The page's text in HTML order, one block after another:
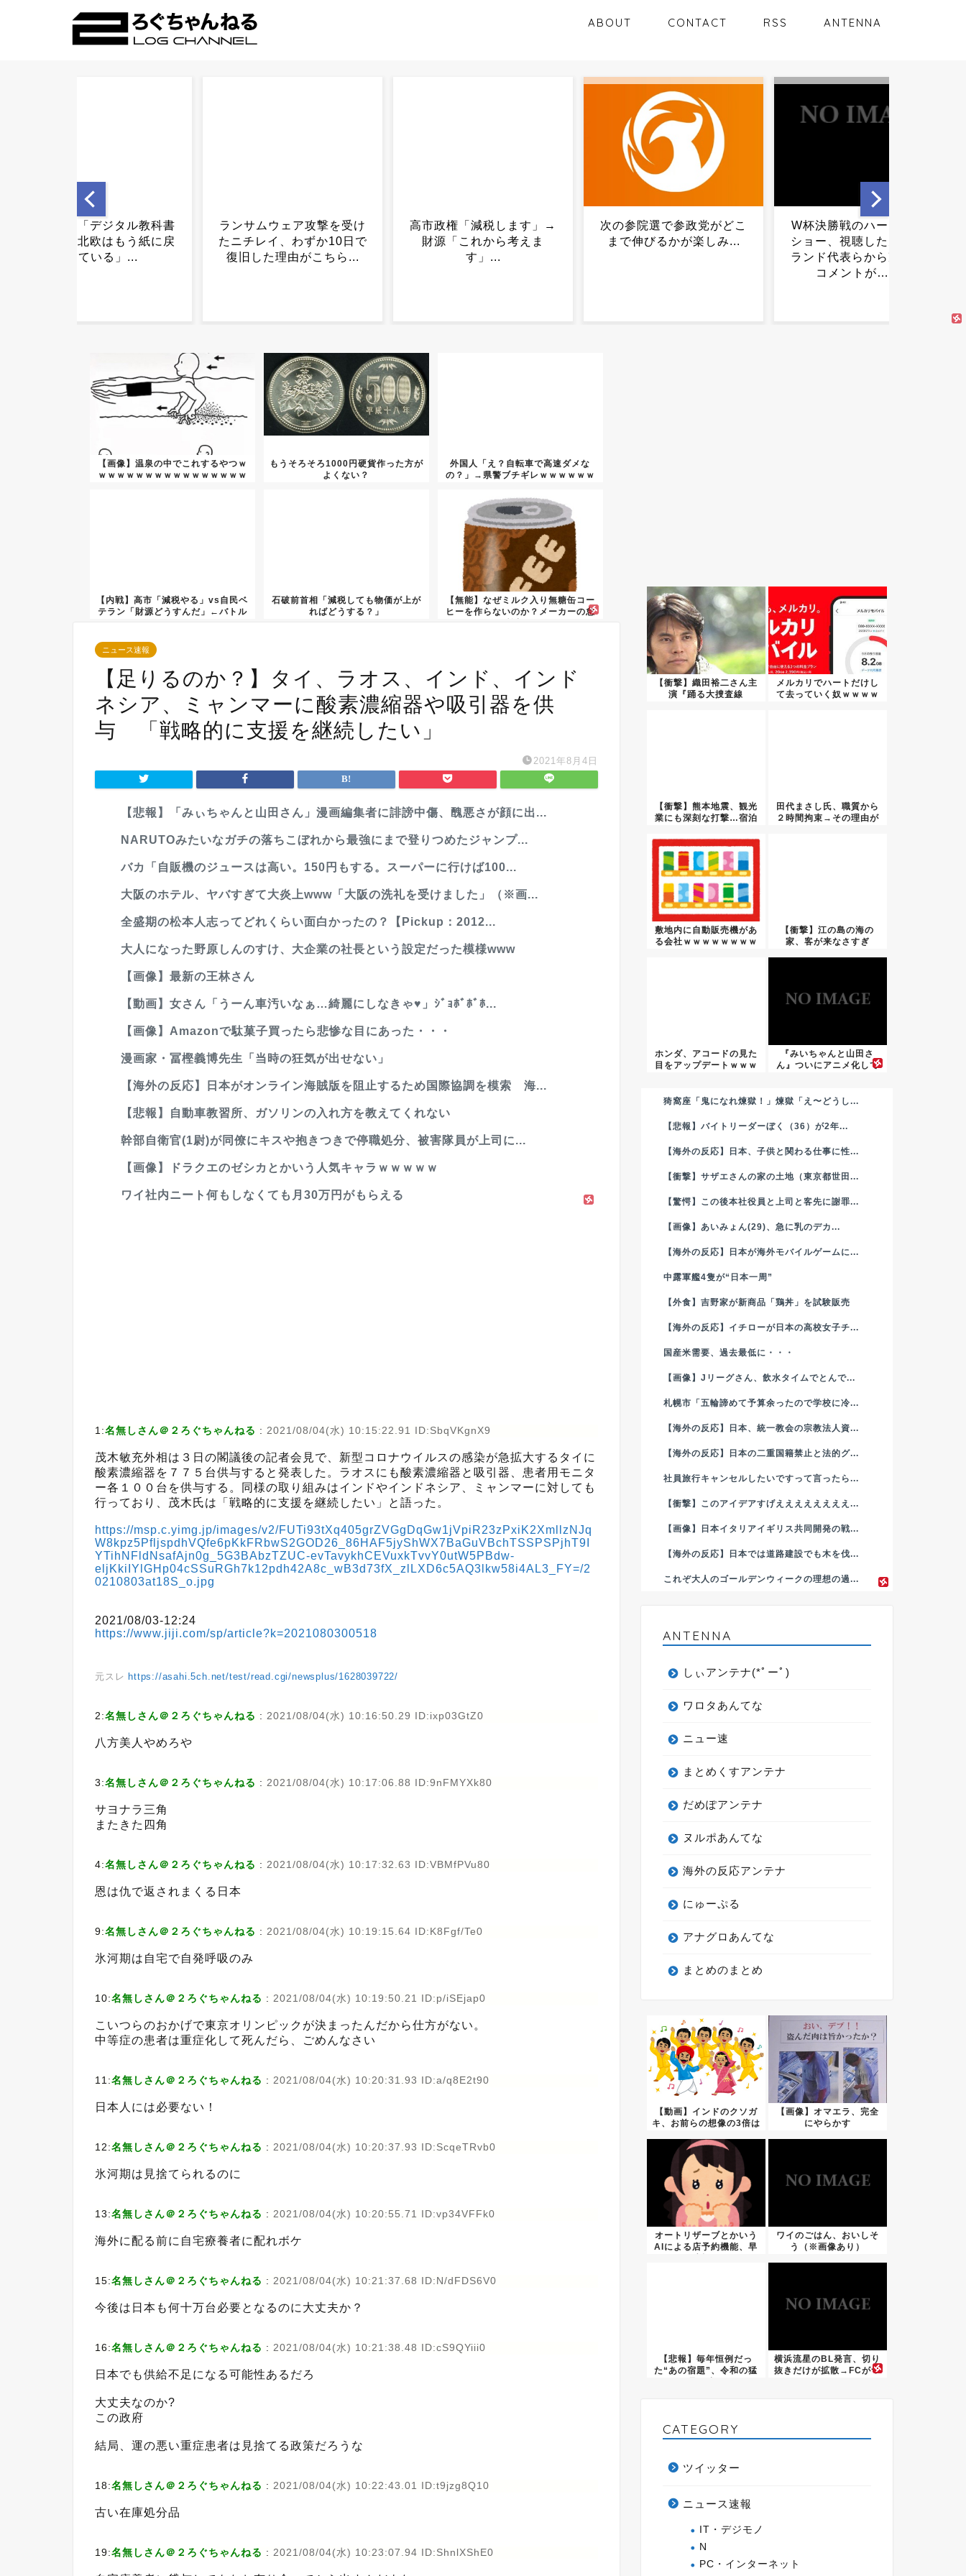
ABOUT CONTACT RSS ANTENNA
高市政権「減税します」→
財源「これから考えま
す」...
次の参院選で参政党がどこ
まで伸びるかが楽しみ...
W杯決勝戦のハーフタイム
ショー、視聴した元イング
【画像】ネット流行語2007
年がヤバすぎてワロタｗｗ
ｗ...
ランサムウェア攻撃を受け
たニチレイ、わずか10日で
復旧した理由がこちら...
【画像】温泉の中でこれするやつｗ
ｗｗｗｗｗｗｗｗｗｗｗｗｗｗｗｗ
もうそろそろ1000円硬貨作った方が
よくない？
外国人「え？自転車で高速ダメな
の？」→県警ブチギレｗｗｗｗｗｗ
【内戦】高市「減税やる」vs自民ベ
テラン「財源どうすんだ」←バトル
石破前首相「減税しても物価が上が
ればどうする？」
【無能】なぜミルク入り無糖缶コー
ヒーを作らないのか？メーカーの怠
ニュース速報
【足りるのか？】タイ、ラオス、インド、インド
ネシア、ミャンマーに酸素濃縮器や吸引器を供
与 「戦略的に支援を継続したい」
2021年8月4日
【悲報】「みぃちゃんと山田さん」漫画編集者に誹謗中傷、醜悪さが顔に出...
NARUTOみたいなガチの落ちこぼれから最強にまで登りつめたジャンプ...
バカ「自販機のジュースは高い。150円もする。スーパーに行けば100...
大阪のホテル、ヤバすぎて大炎上www「大阪の洗礼を受けました」（※画...
全盛期の松本人志ってどれくらい面白かったの？【Pickup：2012...
大人になった野原しんのすけ、大企業の社長という設定だった模様www
【画像】最新の王林さん
【動画】女さん「うーん車汚いなぁ…綺麗にしなきゃ♥」ｼﾞｮﾎﾞﾎﾞﾎ...
【画像】Amazonで駄菓子買ったら悲惨な目にあった・・・
漫画家・冨樫義博先生「当時の狂気が出せない」
【海外の反応】日本がオンライン海賊版を阻止するため国際協調を模索 海...
【悲報】自動車教習所、ガソリンの入れ方を教えてくれない
幹部自衛官(1尉)が同僚にキスや抱きつきで停職処分、被害隊員が上司に...
【画像】ドラクエのゼシカとかいう人気キャラｗｗｗｗｗ
ワイ社内ニート何もしなくても月30万円がもらえる
1:名無しさん＠２ろぐちゃんねる : 2021/08/04(水) 10:15:22.91 ID:SbqVKgnX9
茂木敏充外相は３日の閣議後の記者会見で、新型コロナウイルスの感染が急拡大するタイに
酸素濃縮器を７７５台供与すると発表した。ラオスにも酸素濃縮器と吸引器、患者用モニタ
ー各１００台を供与する。同様の取り組みはインドやインドネシア、ミャンマーに対しても
行っており、茂木氏は「戦略的に支援を継続したい」と語った。
https://msp.c.yimg.jp/images/v2/FUTi93tXq405grZVGgDqGw1jVpiR23zPxiK2XmllzNJq
W8kpz5PfljspdhVQfe6pKkFRbwS2GOD26_86HAF5jyShWX7BaGuVBchTSSPSPjhT9I
YTihNFldNsafAjn0g_5G3BAbzTZUC-evTavykhCEVuxkTvvY0utW5PBdw-
eljKkiIYlGHp04cSSuRGh7k12pdh42A8c_wB3d73fX_zlLXD6c5AQ3lkw58i4AL3_FY=/2
0210803at18S_o.jpg
2021/08/03-12:24
https://www.jiji.com/sp/article?k=2021080300518
元スレ https://asahi.5ch.net/test/read.cgi/newsplus/1628039722/
2:名無しさん＠２ろぐちゃんねる : 2021/08/04(水) 10:16:50.29 ID:ixp03GtZ0
八方美人やめろや
3:名無しさん＠２ろぐちゃんねる : 2021/08/04(水) 10:17:06.88 ID:9nFMYXk80
サヨナラ三角
またきた四角
4:名無しさん＠２ろぐちゃんねる : 2021/08/04(水) 10:17:32.63 ID:VBMfPVu80
恩は仇で返されまくる日本
9:名無しさん＠２ろぐちゃんねる : 2021/08/04(水) 10:19:15.64 ID:K8Fgf/Te0
氷河期は自宅で自発呼吸のみ
10:名無しさん＠２ろぐちゃんねる : 2021/08/04(水) 10:19:50.21 ID:p/iSEjap0
こいつらのおかげで東京オリンピックが決まったんだから仕方がない。
中等症の患者は重症化して死んだら、ごめんなさい
11:名無しさん＠２ろぐちゃんねる : 2021/08/04(水) 10:20:31.93 ID:a/q8E2t90
日本人には必要ない！
12:名無しさん＠２ろぐちゃんねる : 2021/08/04(水) 10:20:37.93 ID:ScqeTRvb0
氷河期は見捨てられるのに
13:名無しさん＠２ろぐちゃんねる : 2021/08/04(水) 10:20:55.71 ID:vp34VFFk0
海外に配る前に自宅療養者に配れボケ
15:名無しさん＠２ろぐちゃんねる : 2021/08/04(水) 10:21:37.68 ID:N/dFDS6V0
今後は日本も何十万台必要となるのに大丈夫か？
16:名無しさん＠２ろぐちゃんねる : 2021/08/04(水) 10:21:38.48 ID:cS9QYiii0
日本でも供給不足になる可能性あるだろ
大丈夫なのか?
この政府
結局、運の悪い重症患者は見捨てる政策だろうな
18:名無しさん＠２ろぐちゃんねる : 2021/08/04(水) 10:22:43.01 ID:t9jzg8Q10
古い在庫処分品
19:名無しさん＠２ろぐちゃんねる : 2021/08/04(水) 10:23:07.94 ID:ShnlXShE0
【衝撃】織田裕二さん主
演『踊る大捜査線
メルカリでハートだけし
て去っていく奴ｗｗｗｗ
【衝撃】熊本地震、観光
業にも深刻な打撃…宿泊
田代まさし氏、職質から
２時間拘束→その理由が
敷地内に自動販売機があ
る会社ｗｗｗｗｗｗｗｗ
【衝撃】江の島の海の
家、客が来なさすぎ
ホンダ、アコードの見た
目をアップデートｗｗｗ
『みいちゃんと山田さ
ん』ついにアニメ化して
猗窩座「鬼になれ煉獄！」煉獄「え〜どうし...
【悲報】バイトリーダーぼく（36）が2年...
【海外の反応】日本、子供と関わる仕事に性...
【衝撃】サザエさんの家の土地（東京都世田...
【驚愕】この後本社役員と上司と客先に謝罪...
【画像】あいみょん(29)、急に乳のデカ...
【海外の反応】日本が海外モバイルゲームに...
中露軍艦4隻が“日本一周”
【外食】吉野家が新商品「鶏丼」を試験販売
【海外の反応】イチローが日本の高校女子チ...
国産米需要、過去最低に・・・
【画像】Jリーグさん、飲水タイムでとんで...
札幌市「五輪諦めて予算余ったので学校に冷...
【海外の反応】日本、統一教会の宗教法人資...
【海外の反応】日本の二重国籍禁止と法的グ...
社員旅行キャンセルしたいですって言ったら...
【衝撃】このアイデアすげええええええええ...
【画像】日本イタリアイギリス共同開発の戦...
【海外の反応】日本では道路建設でも木を伐...
これぞ大人のゴールデンウィークの理想の過...
ANTENNA
しぃアンテナ(*ﾟーﾟ)
ワロタあんてな
ニュー速
まとめくすアンテナ
だめぽアンテナ
ヌルポあんてな
海外の反応アンテナ
にゅーぷる
アナグロあんてな
まとめのまとめ
【動画】インドのクソガ
キ、お前らの想像の3倍は
【画像】オマエラ、完全
にやらかす
オートリザーブとかいう
AIによる店予約機能、早
ワイのごはん、おいしそ
う（※画像あり）
【悲報】毎年恒例だっ
た“あの宿題”、令和の猛
横浜流星のBL発言、切り
抜きだけが拡散→FCがつ
CATEGORY
ツイッター
ニュース速報
IT・デジモノ
N
PC・インターネット